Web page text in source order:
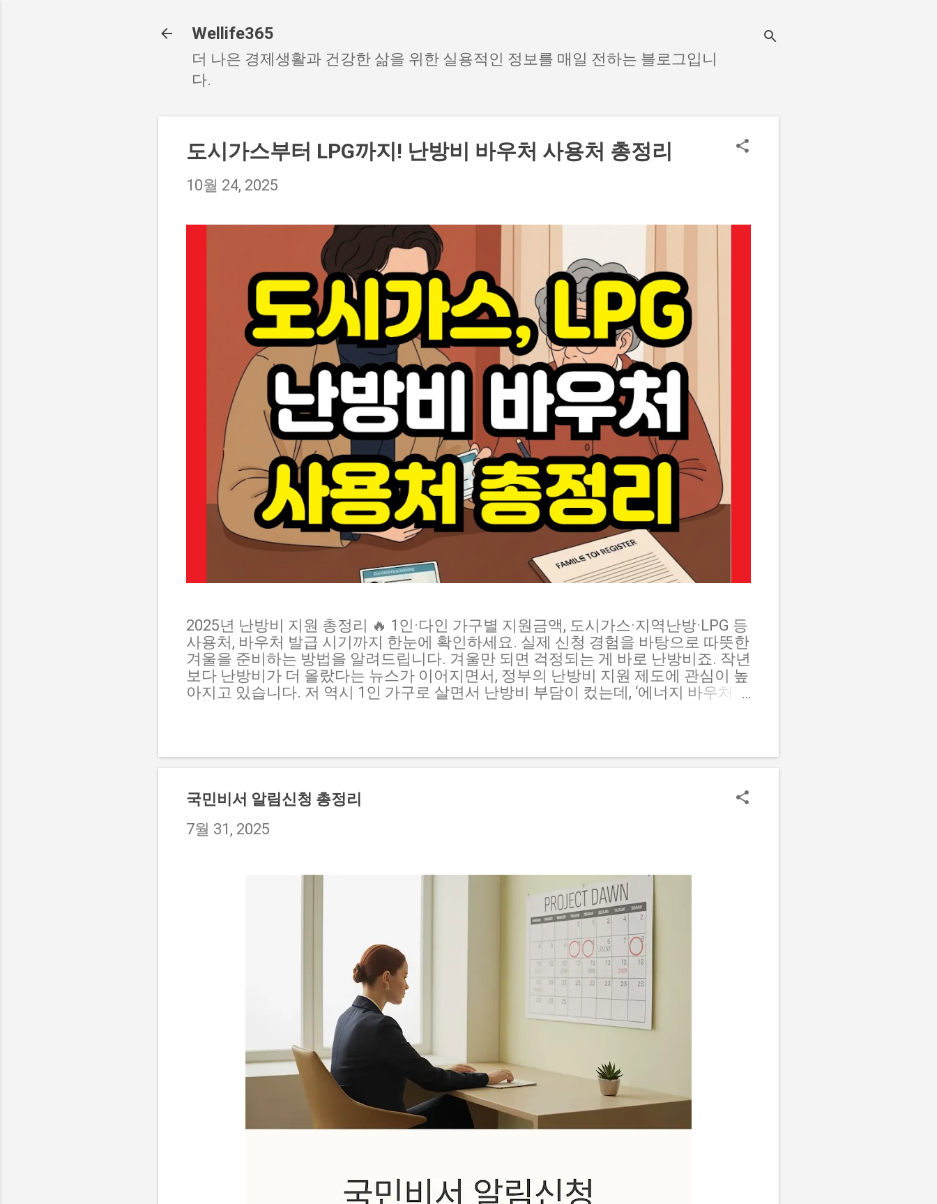
Wellife365
더 나은 경제생활과 건강한 삶을 위한 실용적인 정보를 매일 전하는 블로그입니
다.
도시가스부터 LPG까지! 난방비 바우처 사용처 총정리
10월 24, 2025
2025년 난방비 지원 총정리 🔥 1인·다인 가구별 지원금액, 도시가스·지역난방·LPG 등
사용처, 바우처 발급 시기까지 한눈에 확인하세요. 실제 신청 경험을 바탕으로 따뜻한
겨울을 준비하는 방법을 알려드립니다. 겨울만 되면 걱정되는 게 바로 난방비죠. 작년
보다 난방비가 더 올랐다는 뉴스가 이어지면서, 정부의 난방비 지원 제도에 관심이 높
아지고 있습니다. 저 역시 1인 가구로 살면서 난방비 부담이 컸는데, ‘에너지 바우처’
처’라는 이름으로 시행되며, 전기·도시가스·등유·LPG·지역난방 등 다양한 형태의 에
급자, 차상위계층, 한부모·독거노인 가구 등이며, 가구원 수에 따라 지원금액이 달라
집니다. 실제로 제가 주민센터에서 신청했을 때는 신분증과 복지카드만 있으면 간단
히 접수가 가능했습니다. 💡 알아두세요! 에너지 바우처는 현금이 아닌 ‘포인트’로 지
2025년 기준, 에너지 바우처는 가구원 수에 따라 아래와 같이 지급됩니다. 금액은 난
방용(겨울철) 기준으로, 1년에 한 번 충전됩니다. 구분 ...
국민비서 알림신청 총정리
7월 31, 2025